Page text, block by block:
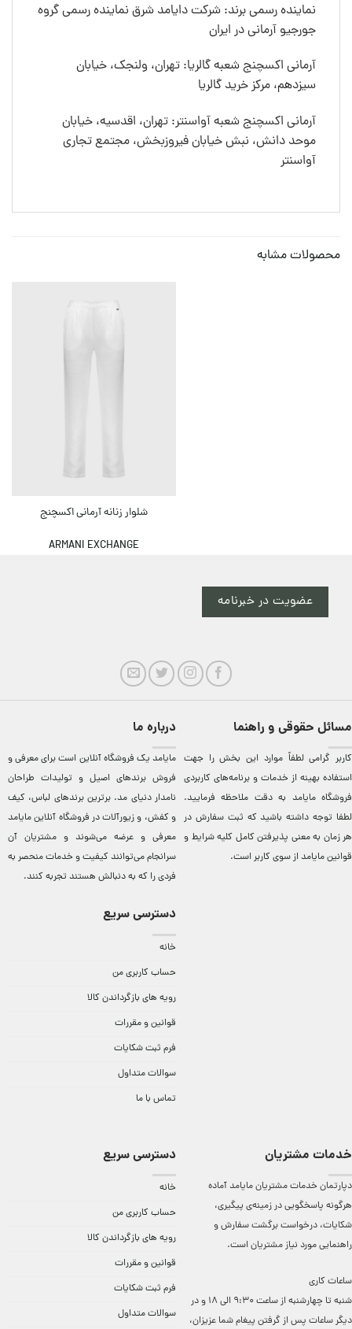
نماینده رسمی برند: شرکت دایامد شرق نماینده رسمی گروه
جورجیو آرمانی در ایران
آرمانی اکسچنج شعبه گالریا: تهران، ولنجک، خیابان
سیزدهم، مرکز خرید گالریا
آرمانی اکسچنج شعبه آواسنتر: تهران، اقدسیه، خیابان
موحد دانش، نبش خیابان فیروزبخش، مجتمع تجاری
آواسنتر
محصولات مشابه
شلوار زنانه آرمانی اکسچنج
ARMANI EXCHANGE
عضویت در خبرنامه
مسائل حقوقی و راهنما
کاربر گرامی لطفاً موارد این بخش را جهت
استفاده بهینه از خدمات و برنامه‌‏های کاربردی
فروشگاه مایامد به دقت ملاحظه فرمایید.
لطفا توجه داشته باشید که ثبت سفارش در
هر زمان به معنی پذیرفتن کامل کلیهشرایط و
قوانین مایامداز سوی کاربر است.
درباره ما
مایامد يک فروشگاه آنلاين است برای معرفی و
فروش برندهای اصيل و توليدات طراحان
نامدار دنيای مد. برترين‌ برندهای لباس، کيف
و کفش، و زيورآلات در فروشگاه آنلاين مایامد
معرفی و عرضه می‌شوند و مشتريان آن
سرانجام می‌توانند کيفيت و خدمات منحصر به
فردی را که به دنبالش هستند تجربه کنند.
دسترسی سریع
خانه
حساب کاربری من
رویه های بازگرداندن کالا
قوانین و مقررات
فرم ثبت شکایات
سوالات متداول
تماس با ما
خدمات مشتریان
دپارتمان خدمات مشتریان مایامد آماده
هرگونه پاسخگویی در زمینه‌ی پیگیری،
شکایات، درخواست برگشت سفارش و
راهنمایی مورد نیاز مشتریان است.
ساعات کاری
شنبه تا چهارشنبه از ساعت 9:30 الی 18 و در
دیگر ساعات ‌پس از گرفتن پیغام شما عزیزان،
دسترسی سریع
خانه
حساب کاربری من
رویه های بازگرداندن کالا
قوانین و مقررات
فرم ثبت شکایات
سوالات متداول